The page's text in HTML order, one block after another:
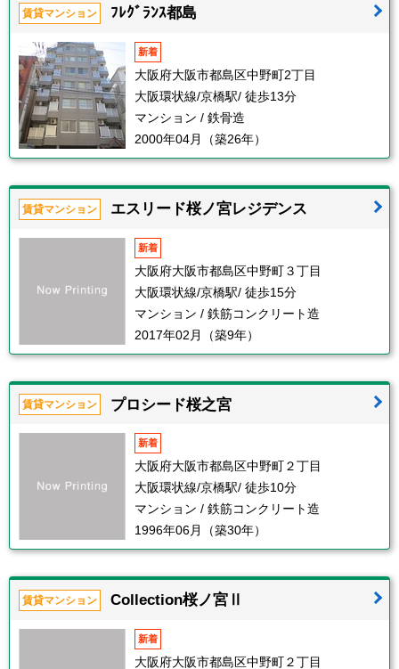
賃貸マンション ﾌﾚｸﾞﾗﾝｽ都島
新着
大阪府大阪市都島区中野町2丁目
大阪環状線/京橋駅/ 徒歩13分
マンション / 鉄骨造
2000年04月（築26年）
賃貸マンション エスリード桜ノ宮レジデンス
新着
大阪府大阪市都島区中野町３丁目
大阪環状線/京橋駅/ 徒歩15分
マンション / 鉄筋コンクリート造
2017年02月（築9年）
賃貸マンション プロシード桜之宮
新着
大阪府大阪市都島区中野町２丁目
大阪環状線/京橋駅/ 徒歩10分
マンション / 鉄筋コンクリート造
1996年06月（築30年）
賃貸マンション Collection桜ノ宮Ⅱ
新着
大阪府大阪市都島区中野町２丁目